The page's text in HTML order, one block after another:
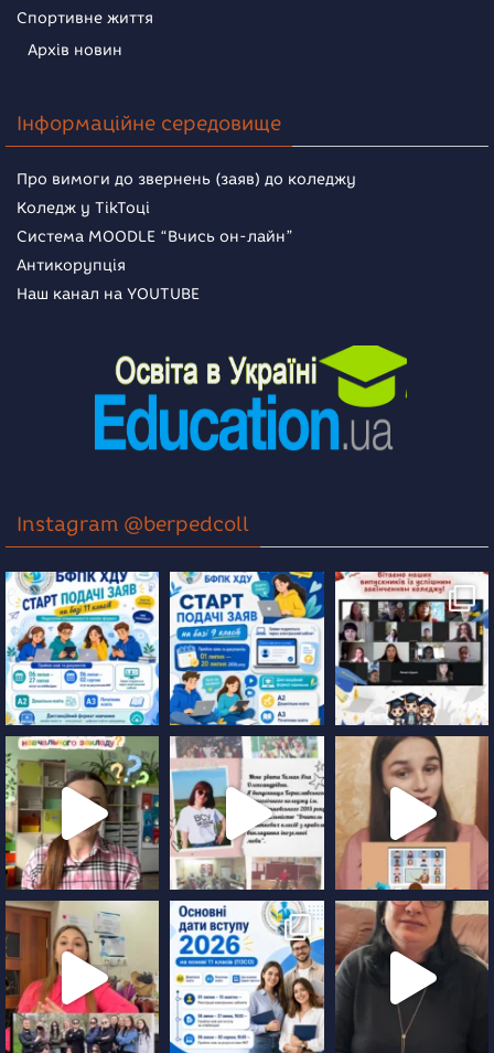
Спортивне життя
Архів новин
Інформаційне середовище
Про вимоги до звернень (заяв) до коледжу
Коледж у TikToці
Система MOODLE “Вчись он-лайн”
Антикорупція
Наш канал на YOUTUBE
Instagram @berpedcoll